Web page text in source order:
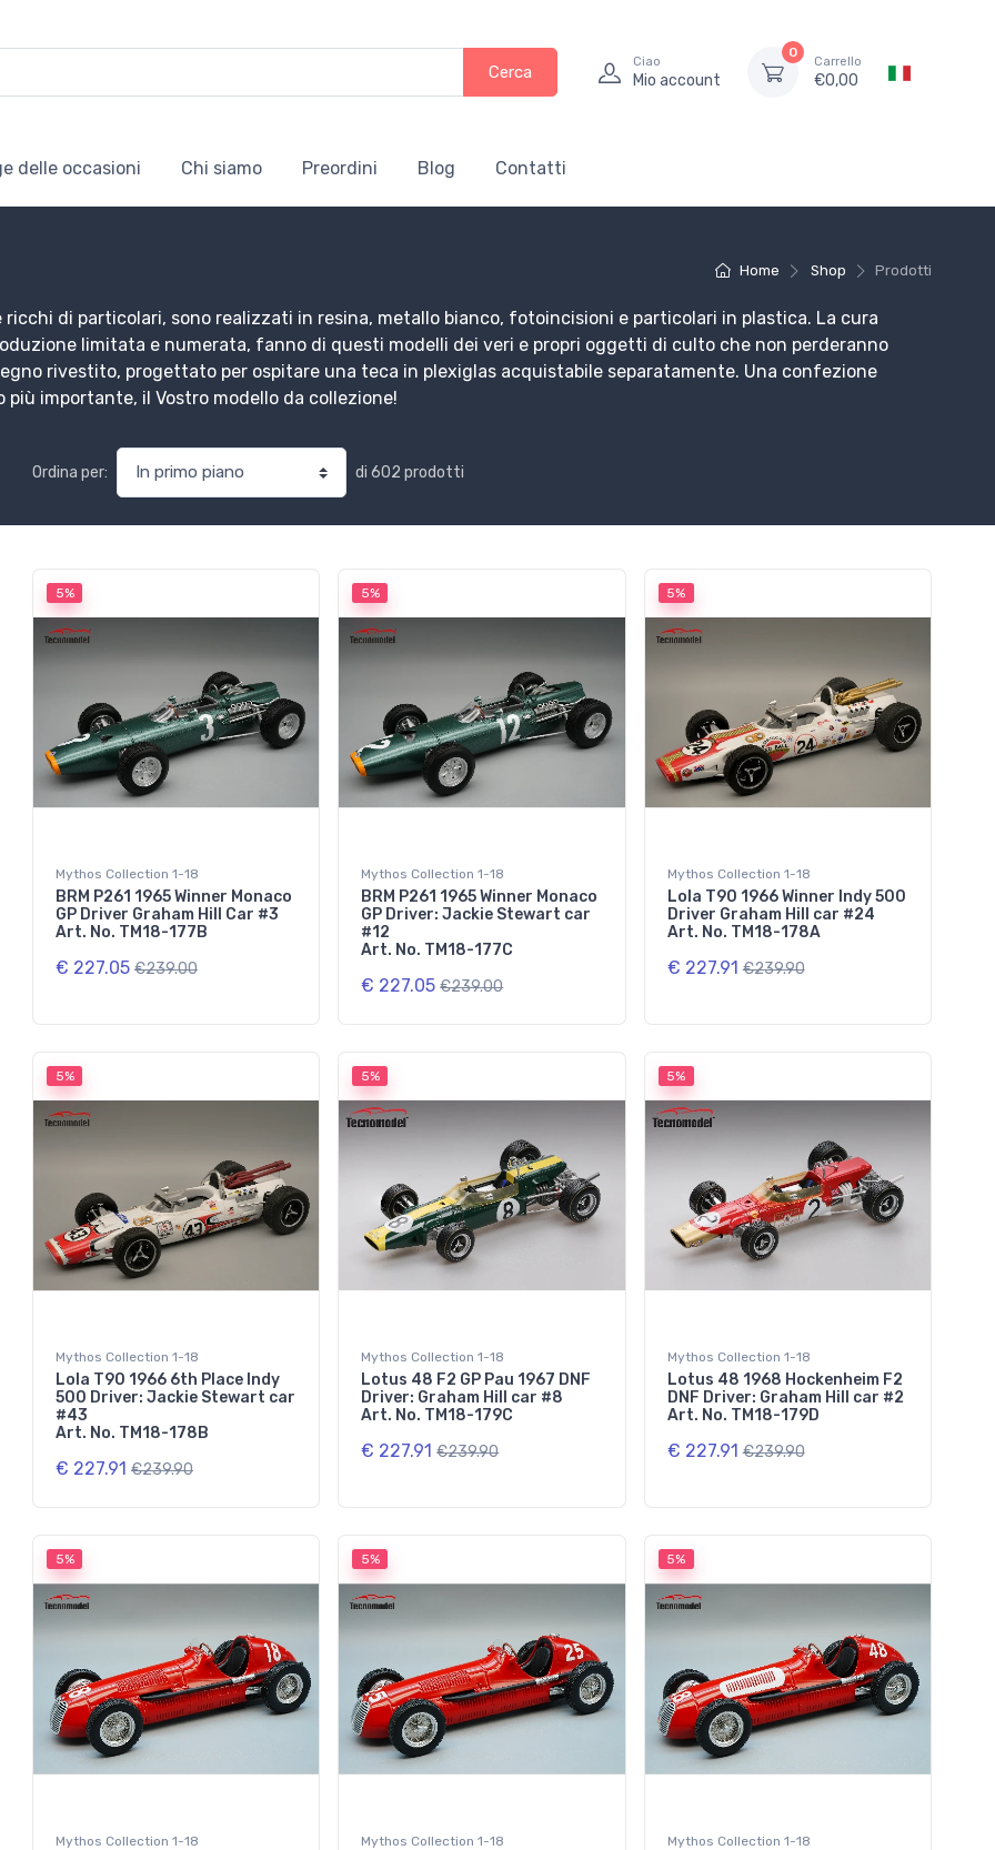
Cerca
Ciao
Mio account
0
Carrello
€0,00
delle occasioni Chi siamo Preordini Blog Contatti
Home Shop Prodotti
ricchi di particolari, sono realizzati in resina, metallo bianco, fotoincisioni e particolari in plastica. La cura
limitata e numerata, fanno di questi modelli dei veri e propri oggetti di culto che non perderanno
rivestito, progettato per ospitare una teca in plexiglas acquistabile separatamente. Una confezione
importante, il Vostro modello da collezione!
Ordina per: di 602 prodotti
5%
Mythos Collection 1-18
BRM P261 1965 Winner Monaco
GP Driver Graham Hill Car #3
Art. No. TM18-177B
€ 227.05 €239.00
5%
Mythos Collection 1-18
BRM P261 1965 Winner Monaco
GP Driver: Jackie Stewart car
#12
Art. No. TM18-177C
€ 227.05 €239.00
5%
Mythos Collection 1-18
Lola T90 1966 Winner Indy 500
Driver Graham Hill car #24
Art. No. TM18-178A
€ 227.91 €239.90
5%
Mythos Collection 1-18
Lola T90 1966 6th Place Indy
500 Driver: Jackie Stewart car
#43
Art. No. TM18-178B
€ 227.91 €239.90
5%
Mythos Collection 1-18
Lotus 48 F2 GP Pau 1967 DNF
Driver: Graham Hill car #8
Art. No. TM18-179C
€ 227.91 €239.90
5%
Mythos Collection 1-18
Lotus 48 1968 Hockenheim F2
DNF Driver: Graham Hill car #2
Art. No. TM18-179D
€ 227.91 €239.90
5%
Mythos Collection 1-18
5%
Mythos Collection 1-18
5%
Mythos Collection 1-18